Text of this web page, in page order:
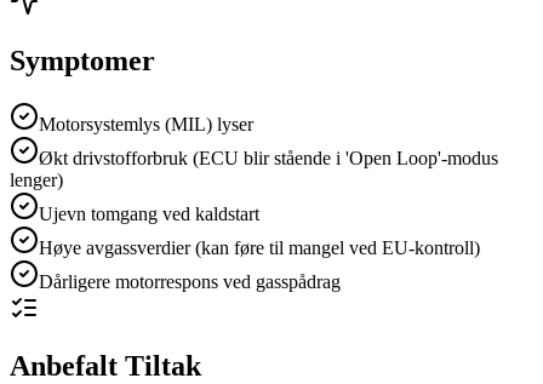
Symptomer
Motorsystemlys (MIL) lyser
Økt drivstofforbruk (ECU blir stående i 'Open Loop'-modus
lenger)
Ujevn tomgang ved kaldstart
Høye avgassverdier (kan føre til mangel ved EU-kontroll)
Dårligere motorrespons ved gasspådrag
Anbefalt Tiltak